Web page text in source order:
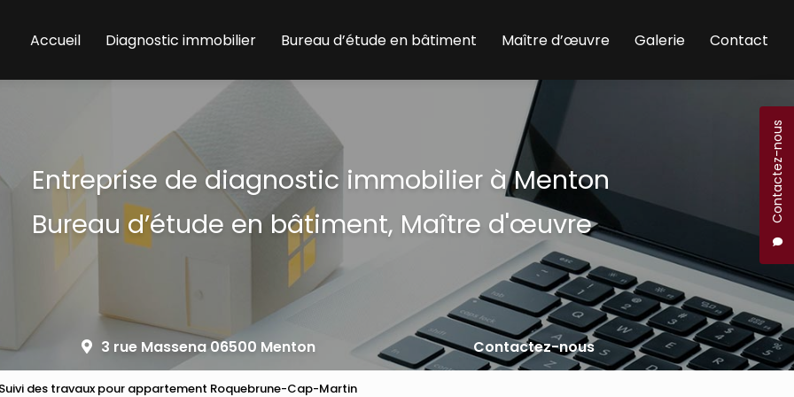
Contactez-nous
Accueil
Diagnostic immobilier Bureau d’étude en bâtiment Maître d’œuvre Galerie Contact
Entreprise de diagnostic immobilier à Menton
Bureau d’étude en bâtiment, Maître d'œuvre
3 rue Massena 06500 Menton Contactez-nous
Suivi des travaux pour appartement Roquebrune-Cap-Martin